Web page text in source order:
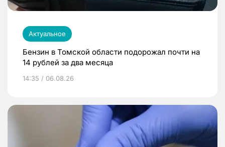
Актуальное
Бензин в Томской области подорожал почти на
14 рублей за два месяца
14:35 / 06.08.26